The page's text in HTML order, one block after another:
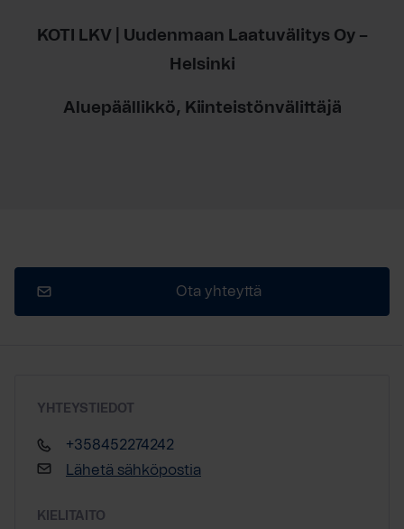
KOTI LKV | Uudenmaan Laatuvälitys Oy –
Helsinki
Aluepäällikkö, Kiinteistönvälittäjä
Ota yhteyttä
YHTEYSTIEDOT
+358452274242
Lähetä sähköpostia
KIELITAITO